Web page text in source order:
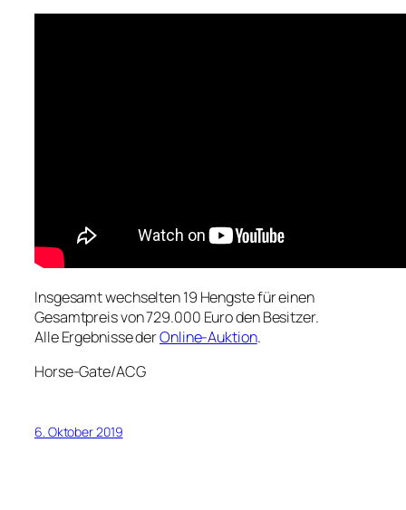
Insgesamt wechselten 19 Hengste für einen
Gesamtpreis von 729.000 Euro den Besitzer.
Alle Ergebnisse derOnline-Auktion.
Horse-Gate/ACG
6. Oktober 2019